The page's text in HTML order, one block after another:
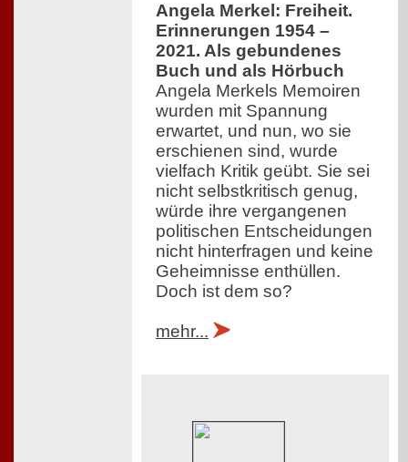
Angela Merkel: Freiheit.
Erinnerungen 1954 –
2021. Als gebundenes
Buch und als Hörbuch
Angela Merkels Memoiren
wurden mit Spannung
erwartet, und nun, wo sie
erschienen sind, wurde
vielfach Kritik geübt. Sie sei
nicht selbstkritisch genug,
würde ihre vergangenen
politischen Entscheidungen
nicht hinterfragen und keine
Geheimnisse enthüllen.
Doch ist dem so?
mehr...